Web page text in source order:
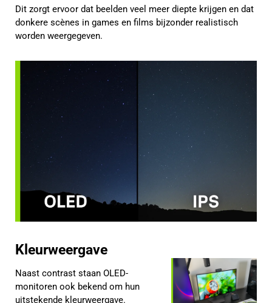
Dit zorgt ervoor dat beelden veel meer diepte krijgen en dat
donkere scènes in games en films bijzonder realistisch
worden weergegeven.
Kleurweergave
Naast contrast staan OLED-
monitoren ook bekend om hun
uitstekende kleurweergave.